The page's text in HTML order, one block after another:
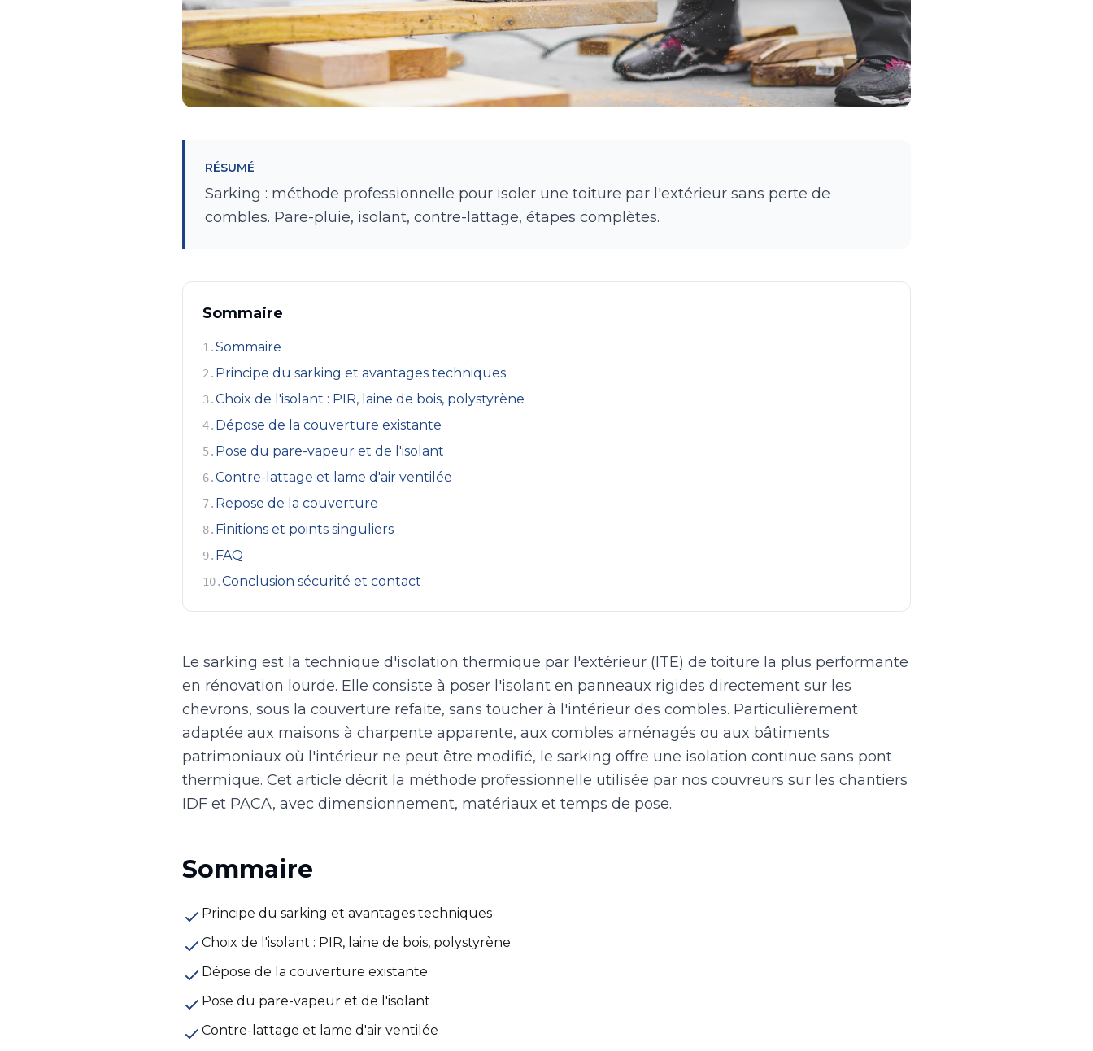
RÉSUMÉ
Sarking : méthode professionnelle pour isoler une toiture par l'extérieur sans perte de
combles. Pare-pluie, isolant, contre-lattage, étapes complètes.
Sommaire
1 .Sommaire
2 . Principe du sarking et avantages techniques
3.Choix de l'isolant : PIR, laine de bois, polystyrène
4. Dépose de la couverture existante
5. Pose du pare-vapeur et de l'isolant
6.Contre-lattage et lame d'air ventilée
7. Repose de la couverture
8. Finitions et points singuliers
9. FAQ
10.Conclusion sécurité et contact
Le sarking est la technique d'isolation thermique par l'extérieur (ITE) de toiture la plus performante
en rénovation lourde. Elle consiste à poser l'isolant en panneaux rigides directement sur les
chevrons, sous la couverture refaite, sans toucher à l'intérieur des combles. Particulièrement
adaptée aux maisons à charpente apparente, aux combles aménagés ou aux bâtiments
patrimoniaux où l'intérieur ne peut être modifié, le sarking offre une isolation continue sans pont
thermique. Cet article décrit la méthode professionnelle utilisée par nos couvreurs sur les chantiers
IDF et PACA, avec dimensionnement, matériaux et temps de pose.
Sommaire
Principe du sarking et avantages techniques
Choix de l'isolant : PIR, laine de bois, polystyrène
Dépose de la couverture existante
Pose du pare-vapeur et de l'isolant
Contre-lattage et lame d'air ventilée